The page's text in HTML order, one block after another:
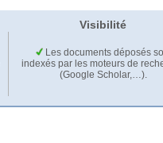
Visibilité
Les documents déposés
indexés par les moteurs de
(Google Scholar,…).